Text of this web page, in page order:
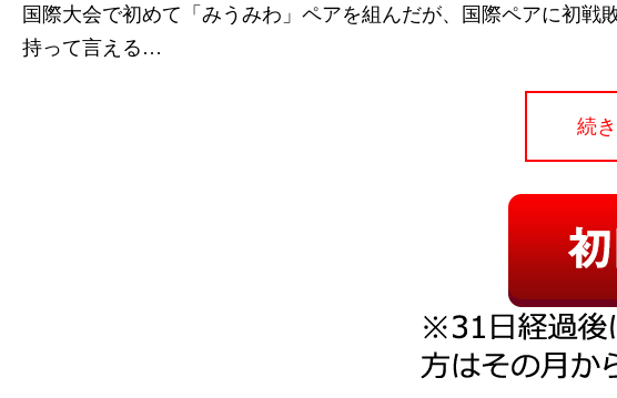
国際大会で初めて「みうみわ」ペアを組んだが、国際ペアに初
持って言える…
続